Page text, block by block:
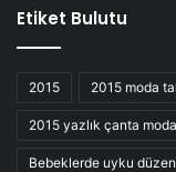
Etiket Bulutu
2015 2015 moda
2015 yazlık çanta
Bebeklerde uyku